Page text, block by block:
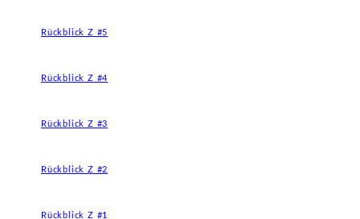
Rückblick Z #5
Rückblick Z #4
Rückblick Z #3
Rückblick Z #2
Rückblick Z #1